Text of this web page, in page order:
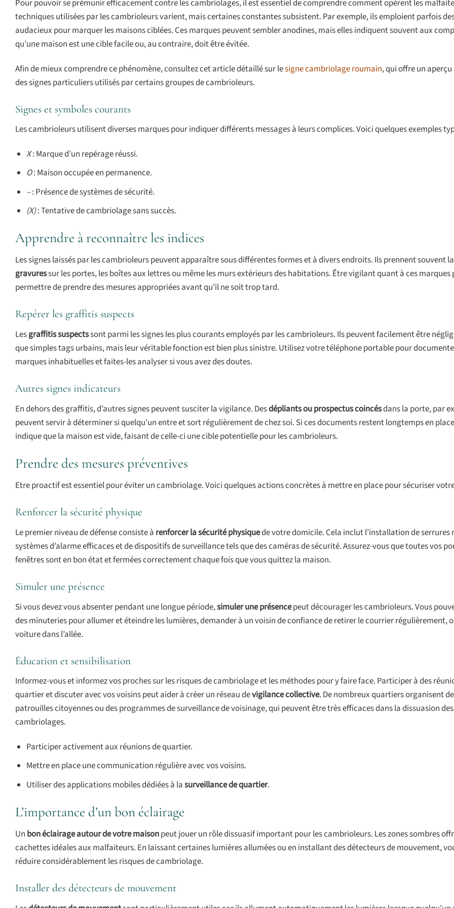
Pour pouvoir se prémunir efficacement contre les cambriolages, il est essentiel de comprendre comment opèrent les
techniques utilisées par les cambrioleurs varient, mais certaines constantes subsistent. Par exemple, ils emploient parfois
audacieux pour marquer les maisons ciblées. Ces marques peuvent sembler anodines, mais elles indiquent souvent aux
qu’une maison est une cible facile ou, au contraire, doit être évitée.
Afin de mieux comprendre ce phénomène, consultez cet article détaillé sur lesigne cambriolage roumain, qui offre un
des signes particuliers utilisés par certains groupes de cambrioleurs.
Signes et symboles courants
Les cambrioleurs utilisent diverses marques pour indiquer différents messages à leurs complices. Voici quelques exemples
X: Marque d’un repérage réussi.
O: Maison occupée en permanence.
–: Présence de systèmes de sécurité.
(X): Tentative de cambriolage sans succès.
Apprendre à reconnaître les indices
Les signes laissés par les cambrioleurs peuvent apparaître sous différentes formes et à divers endroits. Ils prennent souvent
gravuressur les portes, les boîtes aux lettres ou même les murs extérieurs des habitations. Être vigilant quant à ces marques
permettre de prendre des mesures appropriées avant qu’il ne soit trop tard.
Repérer les graffitis suspects
Lesgraffitis suspectssont parmi les signes les plus courants employés par les cambrioleurs. Ils peuvent facilement être
que simples tags urbains, mais leur véritable fonction est bien plus sinistre. Utilisez votre téléphone portable pour
marques inhabituelles et faites-les analyser si vous avez des doutes.
Autres signes indicateurs
En dehors des graffitis, d’autres signes peuvent susciter la vigilance. Desdépliants ou prospectus coincésdans la porte, par
peuvent servir à déterminer si quelqu’un entre et sort régulièrement de chez soi. Si ces documents restent longtemps en
indique que la maison est vide, faisant de celle-ci une cible potentielle pour les cambrioleurs.
Prendre des mesures préventives
Etre proactif est essentiel pour éviter un cambriolage. Voici quelques actions concrètes à mettre en place pour sécuriser
Renforcer la sécurité physique
Le premier niveau de défense consiste à renforcer la sécurité physiquede votre domicile. Cela inclut l’installation de serrures
systèmes d’alarme efficaces et de dispositifs de surveillance tels que des caméras de sécurité. Assurez-vous que toutes vos
fenêtres sont en bon état et fermées correctement chaque fois que vous quittez la maison.
Simuler une présence
Si vous devez vous absenter pendant une longue période,simuler une présencepeut décourager les cambrioleurs. Vous
des minuteries pour allumer et éteindre les lumières, demander à un voisin de confiance de retirer le courrier régulièrement,
voiture dans l’allée.
Éducation et sensibilisation
Informez-vous et informez vos proches sur les risques de cambriolage et les méthodes pour y faire face. Participer à des
quartier et discuter avec vos voisins peut aider à créer un réseau devigilance collective. De nombreux quartiers organisent
patrouilles citoyennes ou des programmes de surveillance de voisinage, qui peuvent être très efficaces dans la dissuasion des
cambriolages.
Participer activement aux réunions de quartier.
Mettre en place une communication régulière avec vos voisins.
Utiliser des applications mobiles dédiées à lasurveillance de quartier.
L’importance d’un bon éclairage
Un bon éclairage autour de votre maisonpeut jouer un rôle dissuasif important pour les cambrioleurs. Les zones sombres
cachettes idéales aux malfaiteurs. En laissant certaines lumières allumées ou en installant des détecteurs de mouvement,
réduire considérablement les risques de cambriolage.
Installer des détecteurs de mouvement